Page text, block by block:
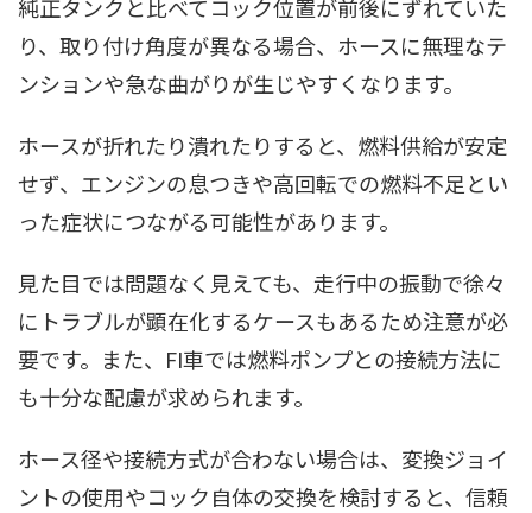
純正タンクと比べてコック位置が前後にずれていた
り、取り付け角度が異なる場合、ホースに無理なテ
ンションや急な曲がりが生じやすくなります。
ホースが折れたり潰れたりすると、燃料供給が安定
せず、エンジンの息つきや高回転での燃料不足とい
った症状につながる可能性があります。
見た目では問題なく見えても、走行中の振動で徐々
にトラブルが顕在化するケースもあるため注意が必
要です。また、FI車では燃料ポンプとの接続方法に
も十分な配慮が求められます。
ホース径や接続方式が合わない場合は、変換ジョイ
ントの使用やコック自体の交換を検討すると、信頼